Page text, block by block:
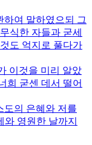
하여 말하였으되 그
식한 자들과 굳세
도 억지로 풀다가
이것을 미리 알았
희 굳센 데서 떨어
도의 은혜와 저를
영원한 날까지